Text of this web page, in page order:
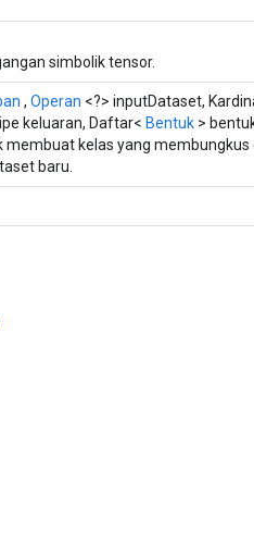
simbolik tensor.
, Operan <?> inputDataset,
keluaran, Daftar< Bentuk >
membuat kelas yang membungkus
baru.